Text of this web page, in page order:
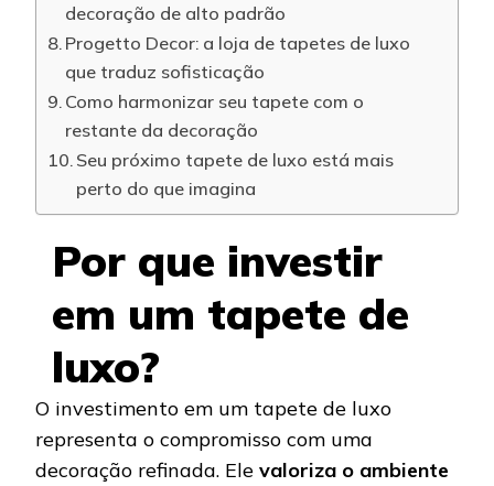
decoração de alto padrão
Progetto Decor: a loja de tapetes de luxo
que traduz sofisticação
Como harmonizar seu tapete com o
restante da decoração
Seu próximo tapete de luxo está mais
perto do que imagina
Por que investir
em um tapete de
luxo?
O investimento em um tapete de luxo
representa o compromisso com uma
decoração refinada. Ele valoriza o ambiente